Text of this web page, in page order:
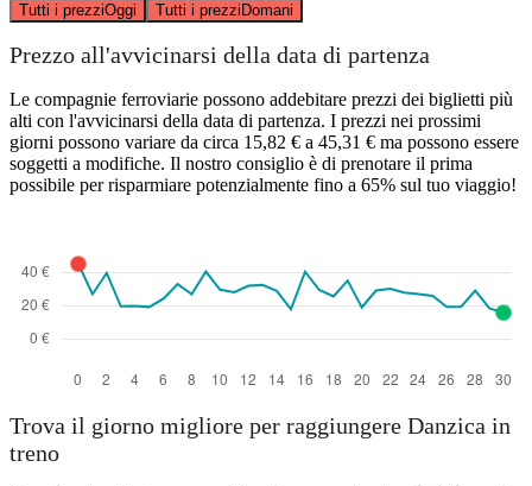
Tutti i prezziOggi Tutti i prezziDomani
Prezzo all'avvicinarsi della data di partenza
Le compagnie ferroviarie possono addebitare prezzi dei biglietti più
alti con l'avvicinarsi della data di partenza. I prezzi nei prossimi
giorni possono variare da circa 15,82 € a 45,31 € ma possono essere
soggetti a modifiche. Il nostro consiglio è di prenotare il prima
possibile per risparmiare potenzialmente fino a 65% sul tuo viaggio!
Trova il giorno migliore per raggiungere Danzica in
treno